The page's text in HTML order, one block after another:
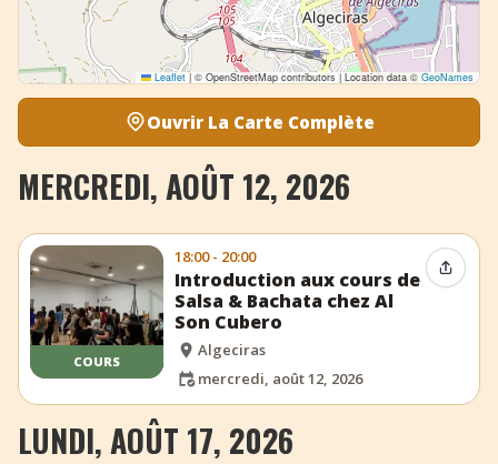
Leaflet | © OpenStreetMap contributors | Location data ©GeoNames
Ouvrir La Carte Complète
MERCREDI, AOÛT 12, 2026
COURS
18:00 - 20:00
Introduction aux cours de
Salsa & Bachata chez Al
Son Cubero
Algeciras
mercredi, août 12, 2026
LUNDI, AOÛT 17, 2026